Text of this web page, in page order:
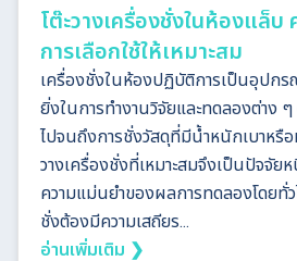
โต๊ะวางเครื่องชั่งในห้องแล็
การเลือกใช้ให้เหมาะสม
เครื่องชั่งในห้องปฏิบัติการเป็นอุปก
ยิ่งในการทำงานวิจัยและทดลองต่าง
ไปจนถึงการชั่งวัสดุที่มีน้ำหนักเบาหรือ
วางเครื่องชั่งที่เหมาะสมจึงเป็นปัจจั
ความแม่นยำของผลการทดลองโดยทั่ว
ชั่งต้องมีความเสถียร...
อ่านเพิ่มเติม ❯